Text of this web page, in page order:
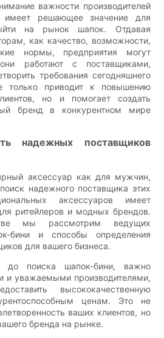
важности производителей
имеет решающее значение для
на рынок шапок. Отдавая
как качество, возможности,
нормы, предприятия могут
они работают с поставщиками,
требования сегодняшнего
приводит к повышению
но и помогает создать
бренд в конкурентном мире
надежных поставщиков
аксессуар как для мужчин,
надежного поставщика этих
аксессуаров имеет
ритейлеров и модных брендов.
мы рассмотрим ведущих
бини и способы определения
для вашего бизнеса.
до поиска шапок-бини, важно
и уважаемыми производителями,
высококачественную
ценам. Это не
ваших клиентов, но
бренда на рынке.